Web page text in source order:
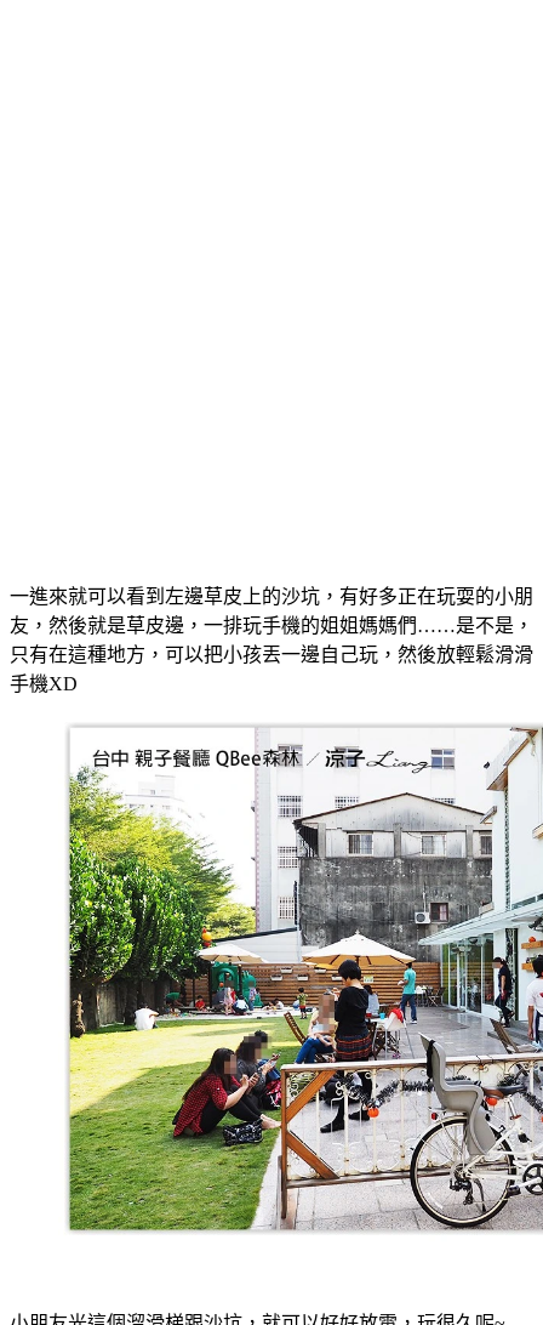
一進來就可以看到左邊草皮上的沙坑，有好多正在玩耍的小朋
友，然後就是草皮邊，一排玩手機的姐姐媽媽們……是不是，
只有在這種地方，可以把小孩丟一邊自己玩，然後放輕鬆滑滑
手機XD